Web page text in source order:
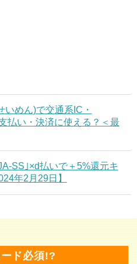
いめん)で交通系IC・
払い・決済に使える？＜最
SS｣×d払いで＋5%還元キ
年2月29日】
ド必須!?